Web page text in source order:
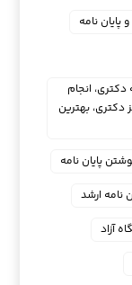
پایان نامه
انجام
دکتری، بهترین
پایان نامه
نامه ارشد
آزاد